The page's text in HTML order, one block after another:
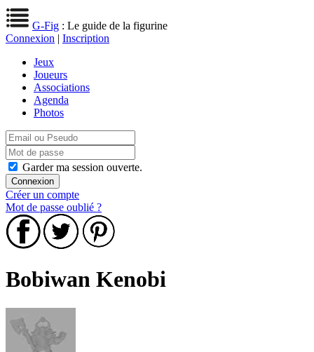
G-Fig : Le guide de la figurine
Connexion | Inscription
Jeux
Joueurs
Associations
Agenda
Photos
Garder ma session ouverte.
Créer un compte
Mot de passe oublié ?
Bobiwan Kenobi